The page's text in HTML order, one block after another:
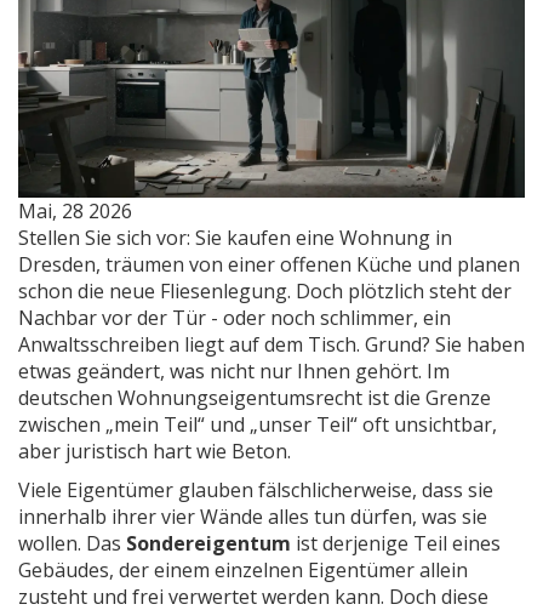
Mai, 28 2026
Stellen Sie sich vor: Sie kaufen eine Wohnung in
Dresden, träumen von einer offenen Küche und planen
schon die neue Fliesenlegung. Doch plötzlich steht der
Nachbar vor der Tür - oder noch schlimmer, ein
Anwaltsschreiben liegt auf dem Tisch. Grund? Sie haben
etwas geändert, was nicht nur Ihnen gehört. Im
deutschen Wohnungseigentumsrecht ist die Grenze
zwischen „mein Teil“ und „unser Teil“ oft unsichtbar,
aber juristisch hart wie Beton.
Viele Eigentümer glauben fälschlicherweise, dass sie
innerhalb ihrer vier Wände alles tun dürfen, was sie
wollen. Das Sondereigentum istderjenige Teil eines
Gebäudes, der einem einzelnen Eigentümer allein
zusteht und frei verwertet werden kann. Doch diese